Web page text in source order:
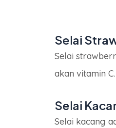
Selai
Selai
akan vitamin C.
Selai
Selai kacang